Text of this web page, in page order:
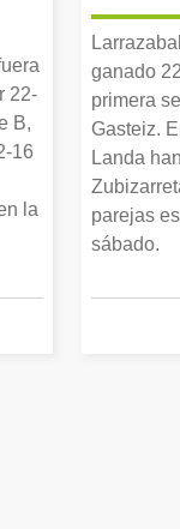
22-
B,
16
la
ganado
primera
Gasteiz.
Landa
parejas
sábado.